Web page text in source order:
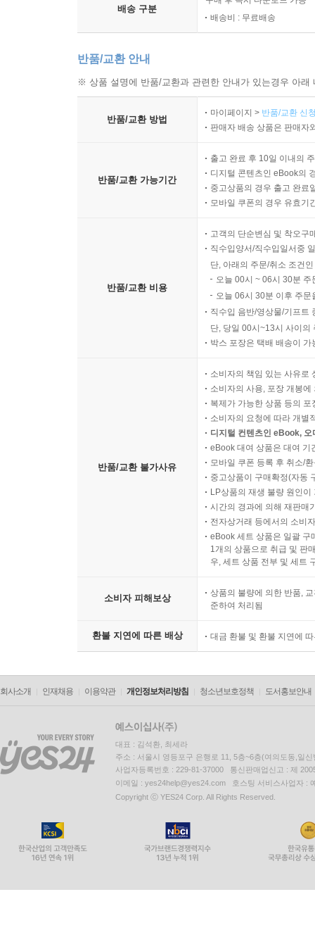
배송 구분
배송비 : 무료배송
반품/교환 안내
※ 상품 설명에 반품/교환과 관련한 안내가 있는경우 아
반품/교환 방법
마이페이지 > 반품/교환 신
판매자 배송 상품은 판매자
반품/교환 가능기간
출고 완료 후 10일 이내의
디지털 콘텐츠인 eBook의
중고상품의 경우 출고 완료
모바일 쿠폰의 경우 유효기
반품/교환 비용
고객의 단순변심 및 착오구
직수입양서/직수입일서중
단, 아래의 주문/취소 조건
오늘 00시 ~ 06시 30분
오늘 06시 30분 이후 주
직수입 음반/영상물/기프트
단, 당일 00시~13시 사이의
박스 포장은 택배 배송이
반품/교환 불가사유
소비자의 책임 있는 사유로
소비자의 사용, 포장 개봉
복제가 가능한 상품 등의
소비자의 요청에 따라 개별
디지털 컨텐츠인 eBook,
eBook 대여 상품은 대여 기
모바일 쿠폰 등록 후 취소/
중고상품이 구매확정(자동
LP상품의 재생 불량 원인
시간의 경과에 의해 재판매
전자상거래 등에서의 소비
eBook 세트 상품은 일괄 구
1개의 상품으로 취급 및 판
우, 세트 상품 전부 및 세트
소비자 피해보상
상품의 불량에 의한 반품,
준하여 처리됨
환불 지연에 따른 배상 대금 환불 및 환불 지연에
회사소개 인재채용 이용약관 개인정보처리방침 청소년보호정책 도서홍보안내
대표 : 김석환, 최세라
주소 : 서울시 영등포구 은행로 11, 5층~6층(여의도동,일신
사업자등록번호 : 229-81-37000 통신판매업신고 : 제
이메일 : yes24help@yes24.com 호스팅 서비스사업자 :
Copyright ⓒ YES24 Corp. All Rights Reserved.